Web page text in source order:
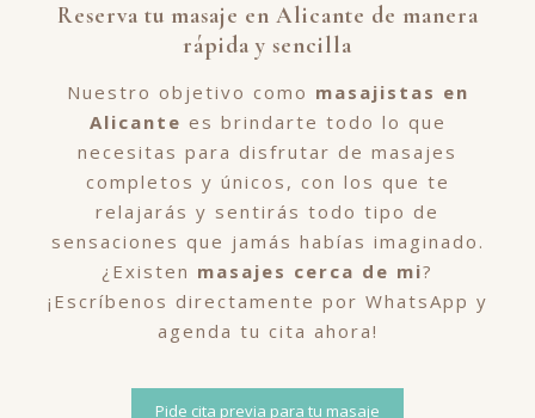
Reserva tu masaje en Alicante de manera
rápida y sencilla
Nuestro objetivo como masajistas en
Alicante es brindarte todo lo que
necesitas para disfrutar de masajes
completos y únicos, con los que te
relajarás y sentirás todo tipo de
sensaciones que jamás habías imaginado.
¿Existen masajes cerca de mi?
¡Escríbenos directamente por WhatsApp y
agenda tu cita ahora!
Pide cita previa para tu masaje